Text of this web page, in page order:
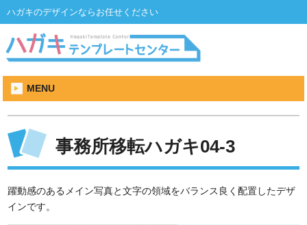
ハガキのデザインならお任せください
MENU
事務所移転ハガキ04-3
躍動感のあるメイン写真と文字の領域をバランス良く配置したデザ
インです。